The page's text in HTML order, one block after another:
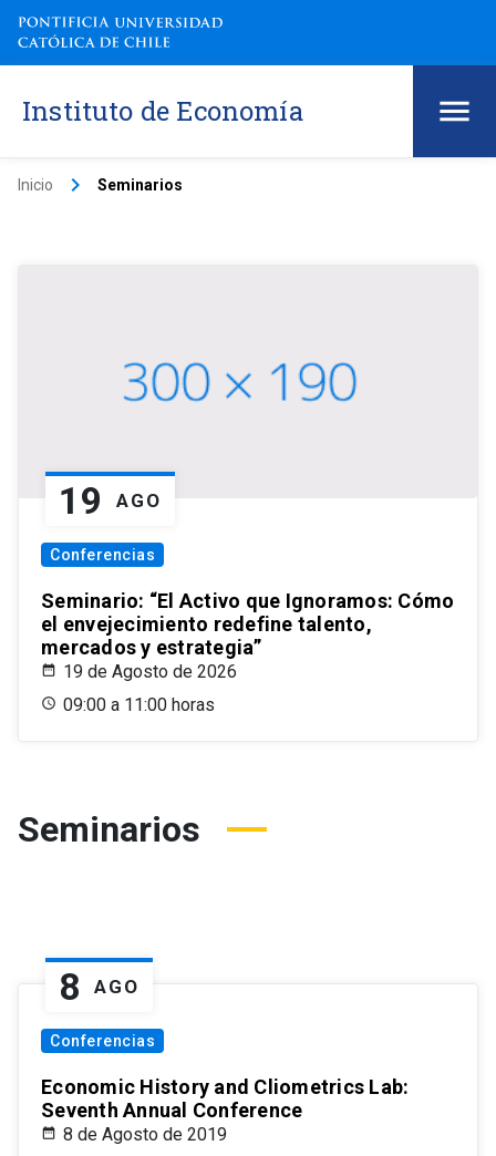
Instituto de Economía
Inicio keyboard_arrow_right Seminarios
19 AGO
Conferencias
Seminario: “El Activo que Ignoramos: Cómo
el envejecimiento redefine talento,
mercados y estrategia”
19 de Agosto de 2026
09:00 a 11:00 horas
Seminarios
8 AGO
Conferencias
Economic History and Cliometrics Lab:
Seventh Annual Conference
8 de Agosto de 2019